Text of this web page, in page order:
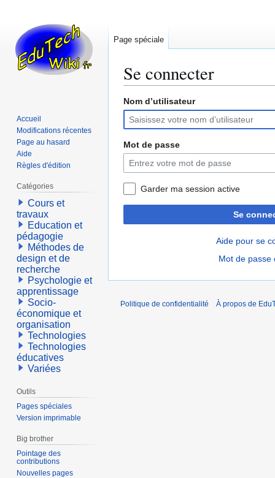
Se connecter
Aller
la
navigation
Aller
la
recherche
Nom d’utilisateur
Mot de passe
Garder ma session active
Se
Aide pour se
Mot de passe
Page spéciale
Accueil
Modifications récentes
Page au hasard
Aide
Règles d'édition
Catégories
Cours et
travaux
Education et
pédagogie
Méthodes de
design et de
recherche
Psychologie et
apprentissage
Socio-
économique et
organisation
Technologies
Technologies
éducatives
Variées
Outils
Pages spéciales
Version imprimable
Big brother
Pointage des
contributions
Nouvelles pages
Politique de confidentialité À propos de